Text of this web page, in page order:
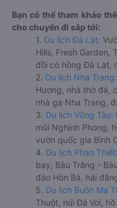
Bạn có thể tham khảo
cho chuyến đi sắp tới:
1. Du lịch Đà Lạt:
Hills, Fresh Garden,
đồi cỏ hồng Đà Lạt,
2. Du lịch Nha Trang:
Hương, nhà thờ đá,
nhà ga Nha Trang,
3. Du lịch Vũng Tàu:
mũi Nghinh Phong,
vườn quốc gia Bình
4. Du lịch Phan Thiết:
bay, Bàu Trắng -
đảo Hòn Bà, hải
5. Du lịch Buôn Ma
Thuột, núi Đá Voi,